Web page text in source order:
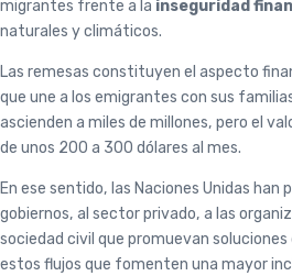
migrantes frente a la inseguridad
naturales y climáticos.
Las remesas constituyen el aspecto
que une a los emigrantes con sus
ascienden a miles de millones, pero el
de unos 200 a 300 dólares al mes.
En ese sentido, las Naciones Unidas
gobiernos, al sector privado, a las
sociedad civil que promuevan
estos flujos que fomenten una mayor